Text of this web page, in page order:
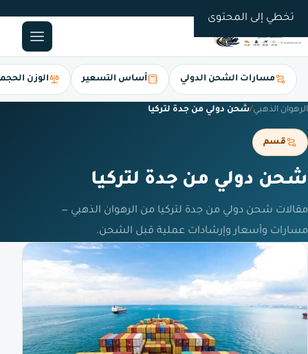
تخطي إلى المحتوى
مسارات الشحن الدولي أساس التسعير الوزن
الرهوان الذهبي/شحن دولي من جدة لتركيا
قسم
شحن دولي من جدة لتركيا
مقالات شحن دولي من جدة لتركيا من الرهوان الذهبي —
مسارات وأسعار وإرشادات عملية قبل الشحن.